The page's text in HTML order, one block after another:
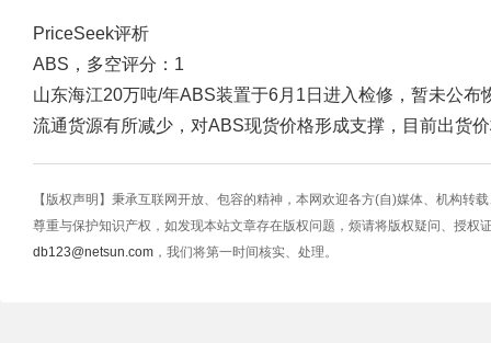
PriceSeek评析
ABS，多空评分：1
山东海江20万吨/年ABS装置于6月1日进入检修，暂未公
流通货源有所减少，对ABS现货价格形成支撑，目前出货
【版权声明】秉承互联网开放、包容的精神，本网欢迎各方(自)媒体、机构转
尊重与保护知识产权，如发现本站文章存在版权问题，烦请将版权疑问、授权
db123@netsun.com ，我们将第一时间核实、处理。